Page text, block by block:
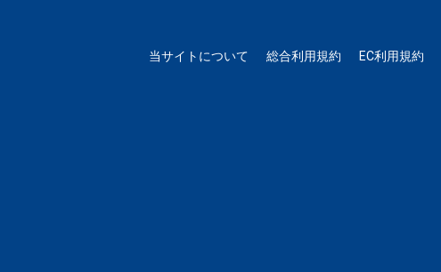
当サイトについて 総合利用規約 EC利用規約